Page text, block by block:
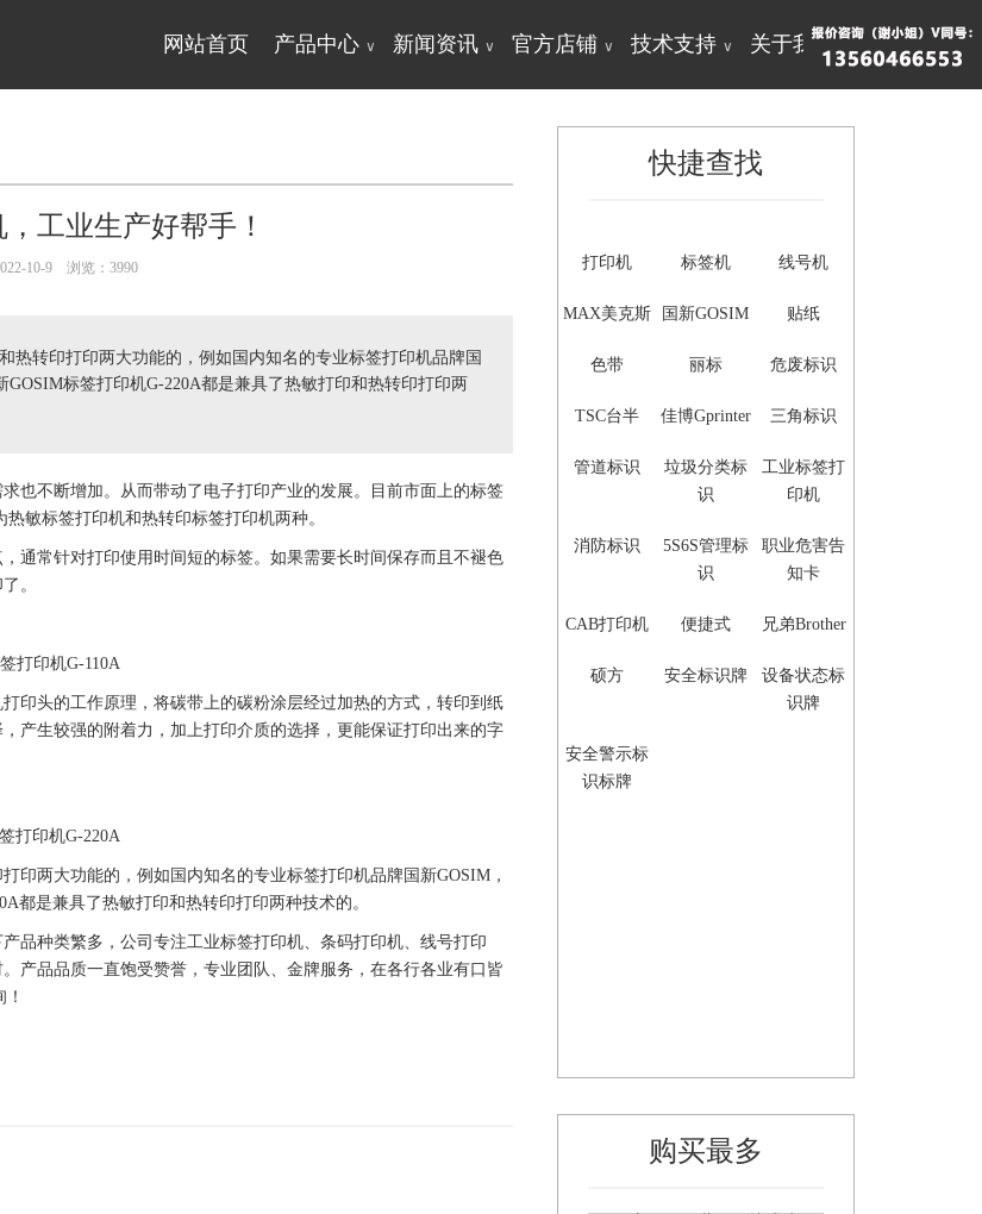
网站首页 产品中心 ∨ 新闻资讯 ∨ 官方店铺 ∨ 技术支持 ∨ 关于我们
工业生产好帮手！
10-9 浏览： 3990
热转印打印两大功能的，例如国内知名的专业标签打印机品牌国
标签打印机G-220A都是兼具了热敏打印和热转印打印两
求也不断增加。从而带动了电子打印产业的发展。目前市面上的标签
热敏标签打印机和热转印标签打印机两种。
通常针对打印使用时间短的标签。如果需要长时间保存而且不褪色
。
打印机G-110A
打印头的工作原理，将碳带上的碳粉涂层经过加热的方式，转印到纸
产生较强的附着力，加上打印介质的选择，更能保证打印出来的字
打印机G-220A
印两大功能的，例如国内知名的专业标签打印机品牌 国新GOSIM，
都是兼具了热敏打印和热转印打印两种技术的。
品种类繁多，公司专注工业标签打印机、 条码打印机、线号打印
。产品品质一直饱受赞誉，专业团队、金牌服务，在各行各业有口皆
快捷查找
打印机 标签机 线号机
MAX美克斯 国新GOSIM 贴纸
色带 丽标 危废标识
TSC台半 佳博Gprinter 三角标识
管道标识
垃圾分类标
识
工业标签打
印机
消防标识
5S6S管理标
识
职业危害告
知卡
CAB打印机 便捷式 兄弟Brother
硕方 安全标识牌
设备状态标
识牌
安全警示标
识标牌
购买最多